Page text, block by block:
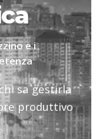
e i
sa gestirla
produttivo